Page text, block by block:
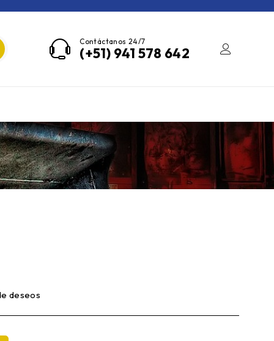
Contáctanos 24/7
(+51) 941 578 642
deseos